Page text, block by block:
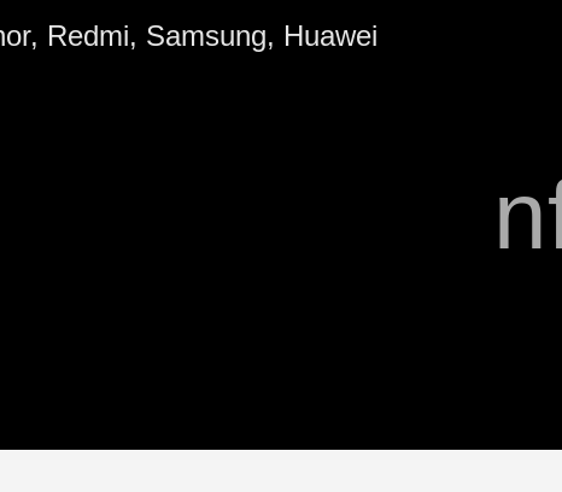
Redmi, Samsung, Huawei